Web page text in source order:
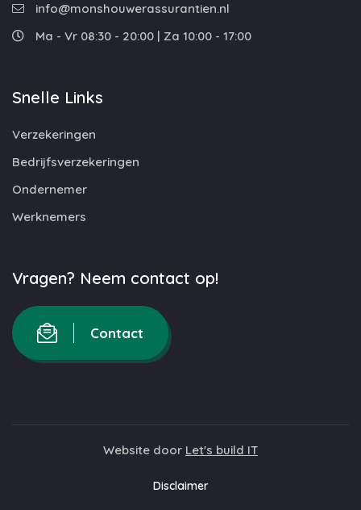
info@monshouwerassurantien.nl
Ma - Vr 08:30 - 20:00 | Za 10:00 - 17:00
Snelle Links
Verzekeringen
Bedrijfsverzekeringen
Ondernemer
Werknemers
Vragen? Neem contact op!
Contact
Website door Let's build IT
Disclaimer